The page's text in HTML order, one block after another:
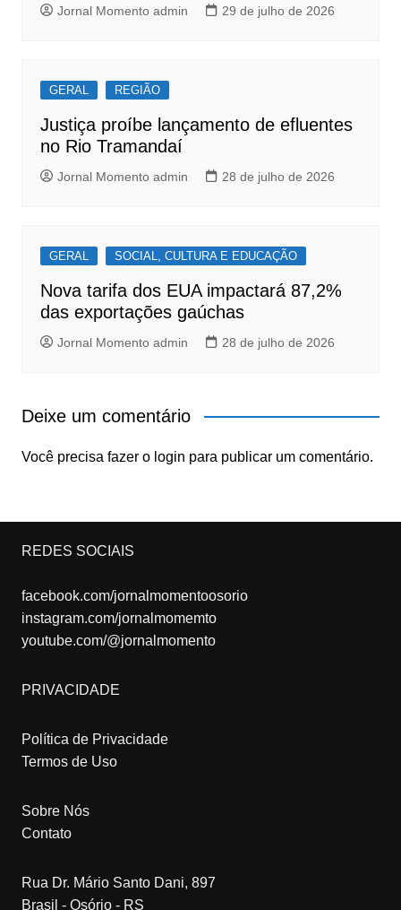
Jornal Momento admin 29 de julho de 2026
GERAL REGIÃO
Justiça proíbe lançamento de efluentes
no Rio Tramandaí
Jornal Momento admin 28 de julho de 2026
GERAL SOCIAL, CULTURA E EDUCAÇÃO
Nova tarifa dos EUA impactará 87,2%
das exportações gaúchas
Jornal Momento admin 28 de julho de 2026
Deixe um comentário
Você precisa fazer o login para publicar um comentário.
REDES SOCIAIS
facebook.com/jornalmomentoosorio
instagram.com/jornalmomemto
youtube.com/@jornalmomento
PRIVACIDADE
Política de Privacidade
Termos de Uso
Sobre Nós
Contato
Rua Dr. Mário Santo Dani, 897
Brasil - Osório - RS